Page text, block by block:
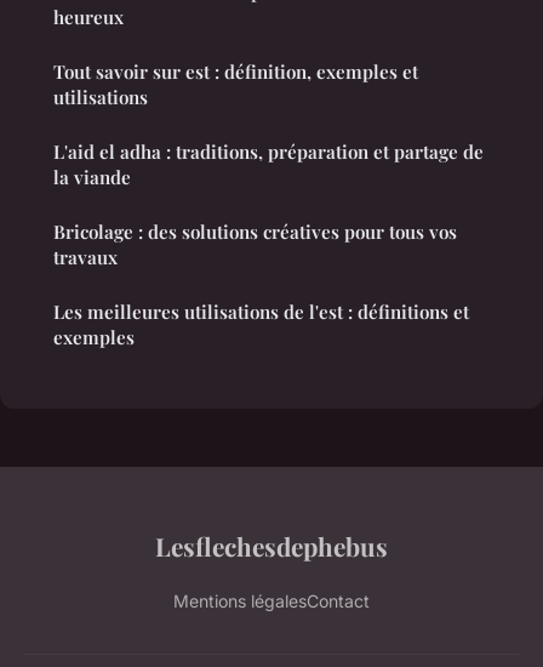
heureux
Tout savoir sur est : définition, exemples et
utilisations
L'aid el adha : traditions, préparation et partage de
la viande
Bricolage : des solutions créatives pour tous vos
travaux
Les meilleures utilisations de l'est : définitions et
exemples
Lesflechesdephebus
Mentions légalesContact